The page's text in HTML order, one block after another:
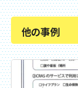
他の事例